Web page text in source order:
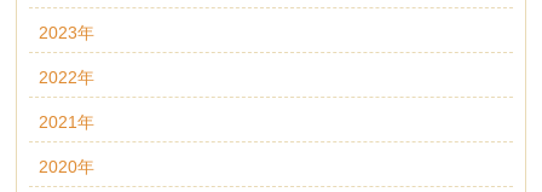
2023年
2022年
2021年
2020年